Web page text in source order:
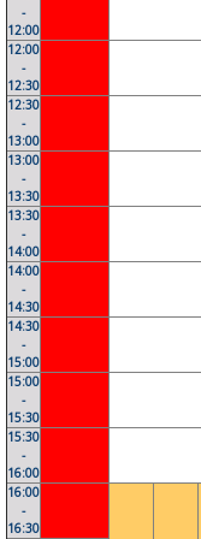
-
12:00
12:00
-
12:30
12:30
-
13:00
13:00
-
13:30
13:30
-
14:00
14:00
-
14:30
14:30
-
15:00
15:00
-
15:30
15:30
-
16:00
16:00
-
16:30